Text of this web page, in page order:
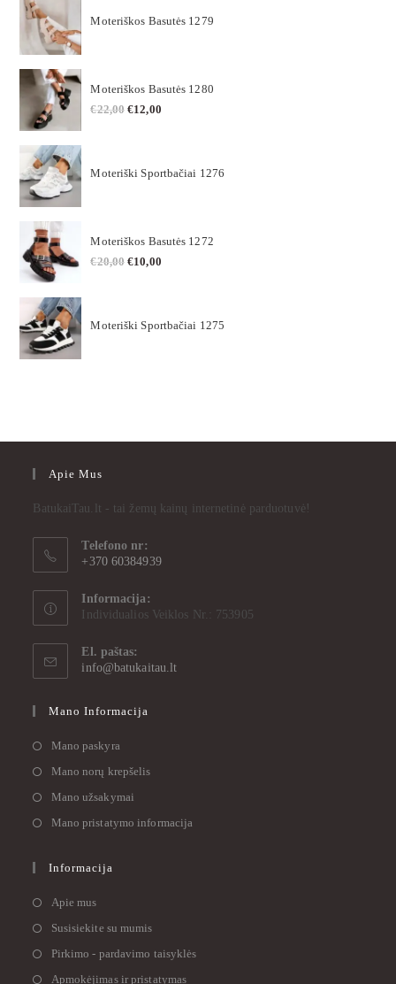
Moteriškos Basutės 1279
Moteriškos Basutės 1280
€22,00 €12,00
Moteriški Sportbačiai 1276
Moteriškos Basutės 1272
€20,00 €10,00
Moteriški Sportbačiai 1275
Apie Mus
BatukaiTau.lt - tai žemų kainų internetinė parduotuvė!
Telefono nr:
+370 60384939
Informacija:
Individualios Veiklos Nr.: 753905
El. paštas:
info@batukaitau.lt
Mano Informacija
Mano paskyra
Mano norų krepšelis
Mano užsakymai
Mano pristatymo informacija
Informacija
Apie mus
Susisiekite su mumis
Pirkimo - pardavimo taisyklės
Apmokėjimas ir pristatymas